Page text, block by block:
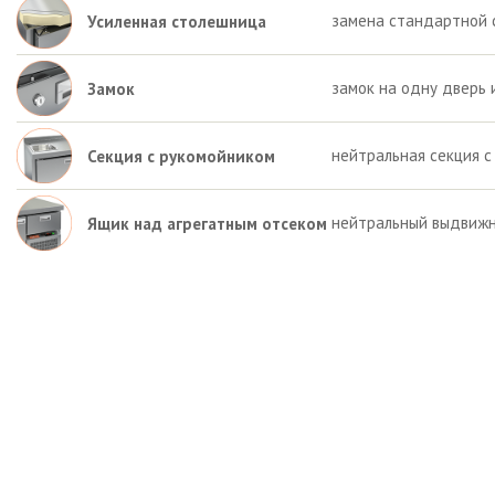
Усиленная столешница замена стандартной
Замок замок на одну дверь
Секция с рукомойником нейтральная секция
Ящик над агрегатным отсеком нейтральный